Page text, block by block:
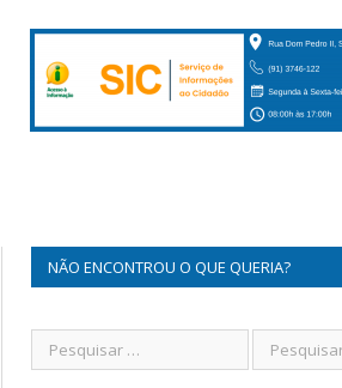
NÃO ENCONTROU O QUE QUERIA?